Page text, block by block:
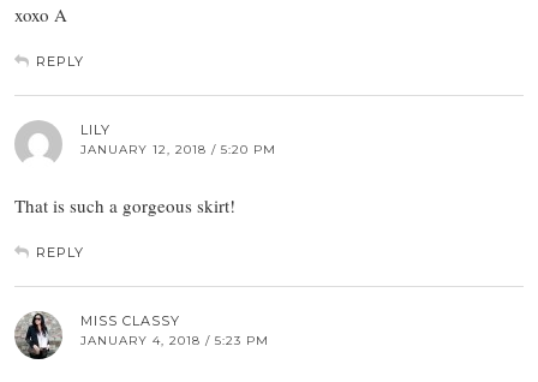
xoxo A
REPLY
LILY
JANUARY 12, 2018 / 5:20 PM
That is such a gorgeous skirt!
REPLY
MISS CLASSY
JANUARY 4, 2018 / 5:23 PM